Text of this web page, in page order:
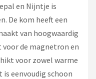
en Nijntje is
De kom heeft een
van hoogwaardig
voor de magnetron en
voor zowel warme
eenvoudig schoon